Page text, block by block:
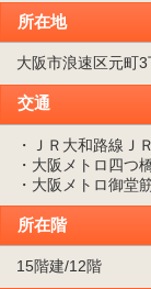
所在地
大阪市浪速区元町
交通
・ＪＲ大和路線Ｊ
・大阪メトロ四つ
・大阪メトロ御堂
所在階
15階建/12階